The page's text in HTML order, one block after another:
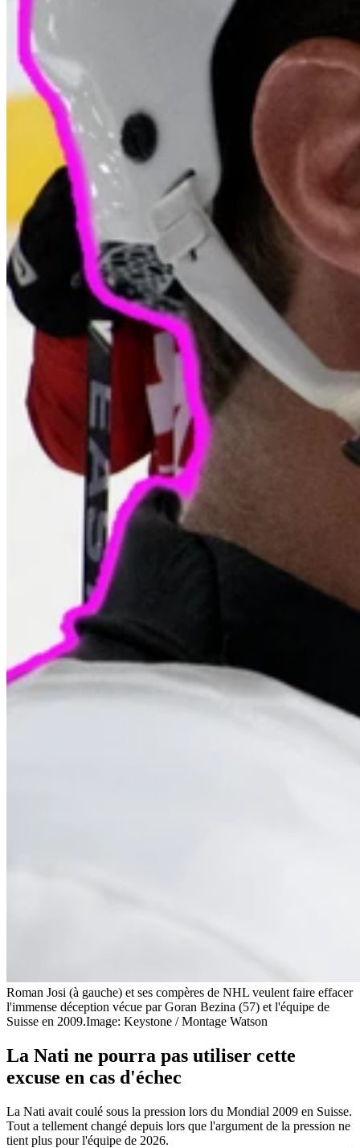
Roman Josi (à gauche) et ses compères de NHL veulent faire effacer
l'immense déception vécue par Goran Bezina (57) et l'équipe de
Suisse en 2009.Image: Keystone / Montage Watson
La Nati ne pourra pas utiliser cette
excuse en cas d'échec
La Nati avait coulé sous la pression lors du Mondial 2009 en Suisse.
Tout a tellement changé depuis lors que l'argument de la pression ne
tient plus pour l'équipe de 2026.